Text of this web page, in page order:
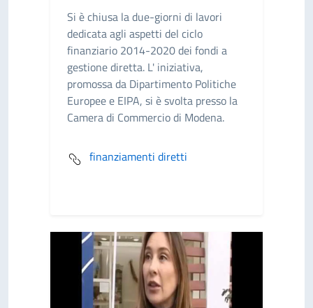
Si è chiusa la due-giorni di lavori
dedicata agli aspetti del ciclo
finanziario 2014-2020 dei fondi a
gestione diretta. L' iniziativa,
promossa da Dipartimento Politiche
Europee e EIPA, si è svolta presso la
Camera di Commercio di Modena.
finanziamenti diretti